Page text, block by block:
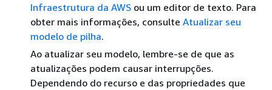
Infraestrutura da AWS ou um editor de texto. Para
obter mais informações, consulte Atualizar seu
modelo de pilha.
Ao atualizar seu modelo, lembre-se de que as
atualizações podem causar interrupções.
Dependendo do recurso e das propriedades que